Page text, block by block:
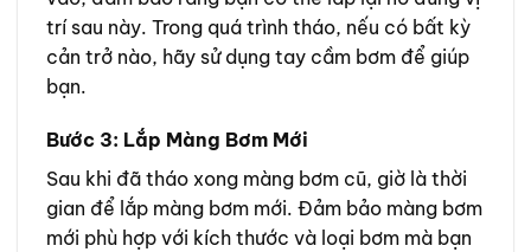
trí sau này. Trong quá trình tháo, nếu có bất kỳ
cản trở nào, hãy sử dụng tay cầm bơm để giúp
bạn.
Bước 3: Lắp Màng Bơm Mới
Sau khi đã tháo xong màng bơm cũ, giờ là thời
gian để lắp màng bơm mới. Đảm bảo màng bơm
mới phù hợp với kích thước và loại bơm mà bạn